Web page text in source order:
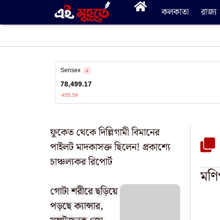
কলকাতা রাজ্য
ফুকেত থেকে দিল্লিগামী বিমানের
পাইলট মাদকাসক্ত ছিলেন! প্রকাশ্যে
চাঞ্চল্যকর রিপোর্ট
গোটা শরীরে ছড়িয়ে
পড়ছে ক্যান্সার,